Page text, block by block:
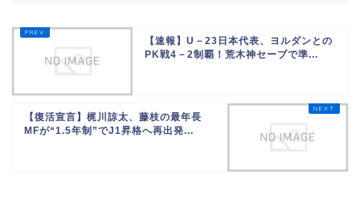
【速報】U－23日本代表、ヨルダンとの
PK戦4－2制覇！荒木神セーブで準...
【復活宣言】梶川諒太、藤枝の最年長
MFが“1.5年制”でJ1昇格へ再出発...